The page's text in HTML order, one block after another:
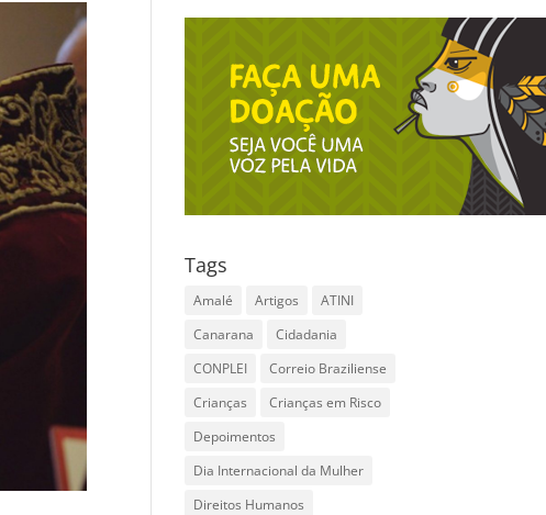
Tags
Amalé Artigos
ATINI
Canarana
Cidadania
CONPLEI
Correio Braziliense
Crianças
Crianças em Risco
Depoimentos
Dia Internacional da Mulher
Direitos Humanos